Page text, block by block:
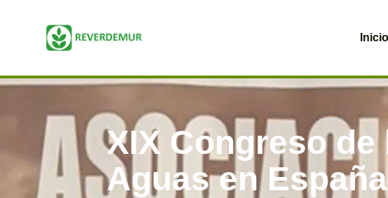
Inicio
XIX Congreso de
Aguas en